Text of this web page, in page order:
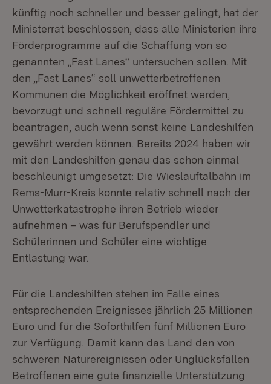
künftig noch schneller und besser gelingt, hat der
Ministerrat beschlossen, dass alle Ministerien ihre
Förderprogramme auf die Schaffung von so
genannten „Fast Lanes“ untersuchen sollen. Mit
den „Fast Lanes“ soll unwetterbetroffenen
Kommunen die Möglichkeit eröffnet werden,
bevorzugt und schnell reguläre Fördermittel zu
beantragen, auch wenn sonst keine Landeshilfen
gewährt werden können. Bereits 2024 haben wir
mit den Landeshilfen genau das schon einmal
beschleunigt umgesetzt: Die Wieslauftalbahn im
Rems-Murr-Kreis konnte relativ schnell nach der
Unwetterkatastrophe ihren Betrieb wieder
aufnehmen – was für Berufspendler und
Schülerinnen und Schüler eine wichtige
Entlastung war.
Für die Landeshilfen stehen im Falle eines
entsprechenden Ereignisses jährlich 25 Millionen
Euro und für die Soforthilfen fünf Millionen Euro
zur Verfügung. Damit kann das Land den von
schweren Naturereignissen oder Unglücksfällen
Betroffenen eine gute finanzielle Unterstützung